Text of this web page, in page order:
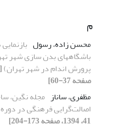
م
محسن زاده، رسول
باشگاههای بدن سازی شهر
پرورش اندام در شهر تهران)
صفحه 37-60]
مظفری، ساناز مجله نگین،
اصالت‌گرایی فرهنگی در
41، 1394، صفحه 173-204]